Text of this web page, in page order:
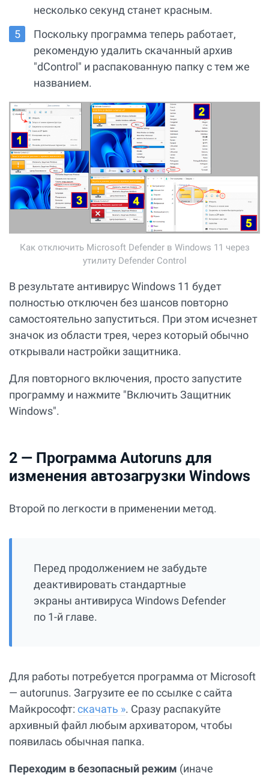
несколько секунд станет красным.
Поскольку программа теперь работает,
рекомендую удалить скачанный архив
"dControl" и распакованную папку с тем же
названием.
Как отключить Microsoft Defender в Windows 11 через
утилиту Defender Control
В результате антивирус Windows 11 будет
полностью отключен без шансов повторно
самостоятельно запуститься. При этом исчезнет
значок из области трея, через который обычно
открывали настройки защитника.
Для повторного включения, просто запустите
программу и нажмите "Включить Защитник
Windows".
2 — Программа Autoruns для
изменения автозагрузки Windows
Второй по легкости в применении метод.
Перед продолжением не забудьте
деактивировать стандартные
экраны антивируса Windows Defender
по 1-й главе.
Для работы потребуется программа от Microsoft
— autorunus. Загрузите ее по ссылке с сайта
Майкрософт: скачать ». Сразу распакуйте
архивный файл любым архиватором, чтобы
появилась обычная папка.
Переходим в безопасный режим (иначе